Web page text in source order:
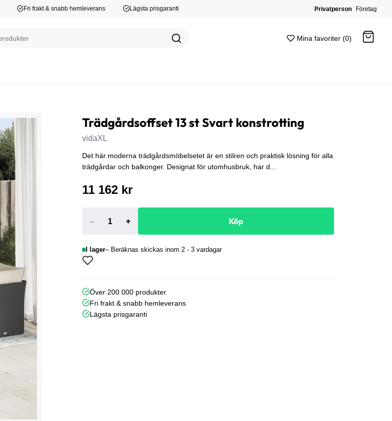
Fri frakt & snabb hemleverans Lägsta prisgaranti Privatperson Företag
Mina favoriter (0)
Trädgårdsoffset 13 st Svart konstrotting
vidaXL
Det här moderna trädgårdsmöbelsetet är en stilren och praktisk lösning för alla
trädgårdar och balkonger. Designat för utomhusbruk, har d...
11 162 kr
- + Köp
I lager Beräknas skickas inom 2 - 3 vardagar
Över 200 000 produkter
Fri frakt & snabb hemleverans
Lägsta prisgaranti